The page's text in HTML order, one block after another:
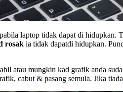
laptop tidak dapat di hidupkan.
rosak ia tidak dapatdi hidupkan.
atau mungkin kad grafik anda
cabut & pasang semula. Jika